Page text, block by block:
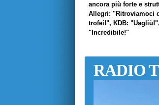
ancora più forte e
Allegri: "Ritroviamoci
trofei!", KDB:
"Incredibile!"
RADIO